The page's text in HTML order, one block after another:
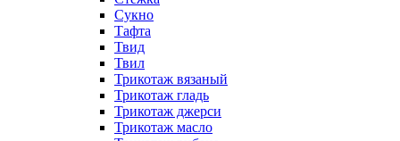
Сукно
Тафта
Твид
Твил
Трикотаж вязаный
Трикотаж гладь
Трикотаж джерси
Трикотаж масло